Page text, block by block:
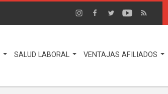
SALUD LABORAL VENTAJAS AFILIADOS